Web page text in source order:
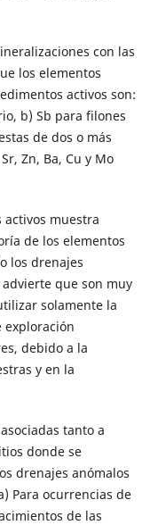
con las
los elementos
activos son:
b) Sb para filones
de dos o más
Zn, Ba, Cu y Mo
activos muestra
de los elementos
los drenajes
que son muy
solamente la
debido a la
y en la
tanto a
donde se
drenajes anómalos
Para ocurrencias de
de las